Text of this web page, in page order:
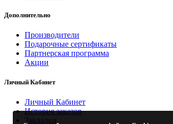
Дополнительно
Производители
Подарочные сертификаты
Партнерская программа
Акции
Личный Кабинет
Личный Кабинет
История заказов
Закладки